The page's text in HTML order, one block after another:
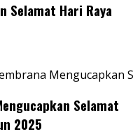
Selamat Hari Raya
Mengucapkan
Selamat
2025